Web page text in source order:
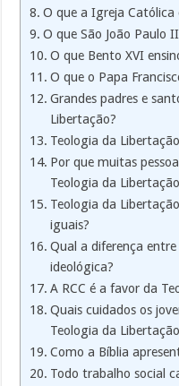
O que a Igreja Católica
O que São João Paulo
O que Bento XVI
O que o Papa
Grandes padres e
Libertação?
Teologia da
Por que muitas
Teologia da
Teologia da
iguais?
Qual a diferença
ideológica?
A RCC é a favor da
Quais cuidados os
Teologia da
Como a Bíblia
Todo trabalho social